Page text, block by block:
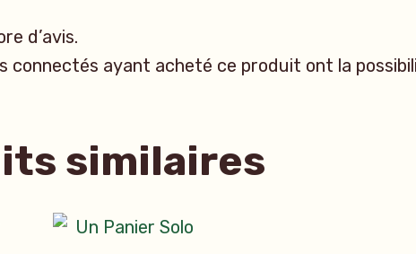
d’avis.
connectés ayant acheté ce produit ont la
similaires